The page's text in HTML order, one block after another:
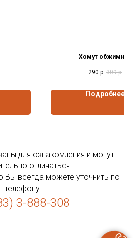
Хомут обжимной
290 р. 309 р.
Подробнее
для ознакомления и могут
отличаться.
всегда можете уточнить по
телефону:
3-888-308